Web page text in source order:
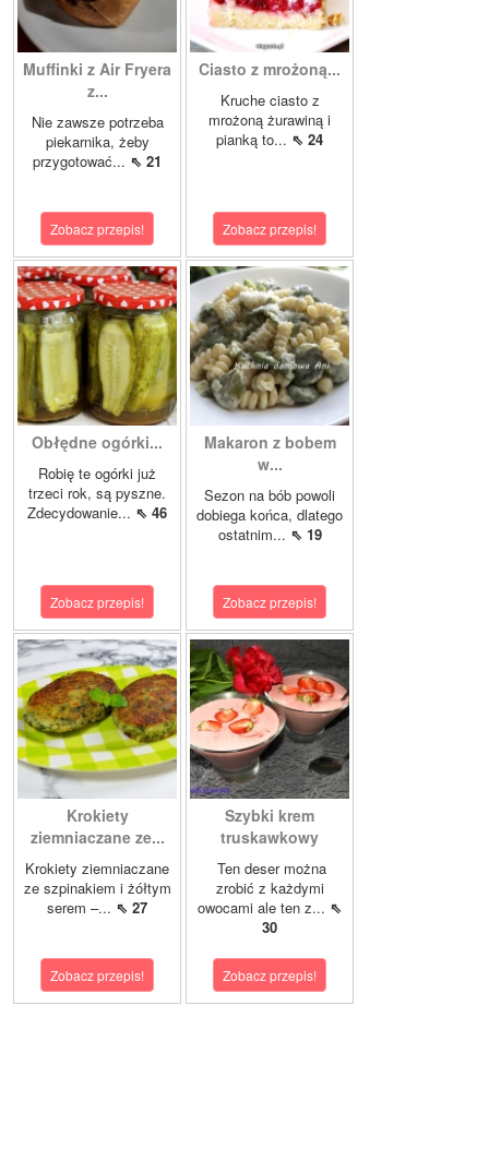
Muffinki z Air Fryera
z...
Nie zawsze potrzeba
piekarnika, żeby
przygotować... ⇖ 21
Zobacz przepis!
Ciasto z mrożoną...
Kruche ciasto z
mrożoną żurawiną i
pianką to... ⇖ 24
Zobacz przepis!
Obłędne ogórki...
Robię te ogórki już
trzeci rok, są pyszne.
Zdecydowanie... ⇖ 46
Zobacz przepis!
Makaron z bobem
w...
Sezon na bób powoli
dobiega końca, dlatego
ostatnim... ⇖ 19
Zobacz przepis!
Krokiety
ziemniaczane ze...
Krokiety ziemniaczane
ze szpinakiem i żółtym
serem –... ⇖ 27
Zobacz przepis!
Szybki krem
truskawkowy
Ten deser można
zrobić z każdymi
owocami ale ten z... ⇖
30
Zobacz przepis!